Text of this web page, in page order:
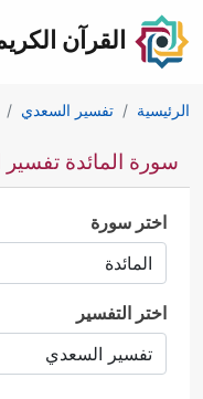
القرآن
الرئيسية تفسير السعدي
سورة المائدة تفسير
اختر سورة
اختر التفسير